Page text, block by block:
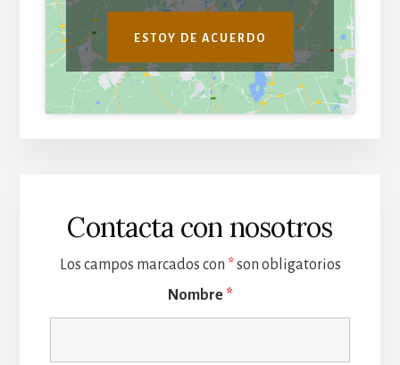
ESTOY DE ACUERDO
Contacta con nosotros
Los campos marcados con *son obligatorios
Nombre *